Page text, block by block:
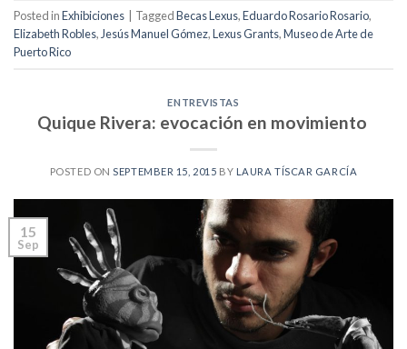
Posted inExhibiciones TaggedBecas Lexus,Eduardo Rosario Rosario,
Elizabeth Robles, Jesús Manuel Gómez,Lexus Grants,Museo de Arte de
Puerto Rico
ENTREVISTAS
Quique Rivera: evocación en movimiento
POSTED ONSEPTEMBER 15, 2015 BY LAURA TÍSCAR GARCÍA
15
Sep